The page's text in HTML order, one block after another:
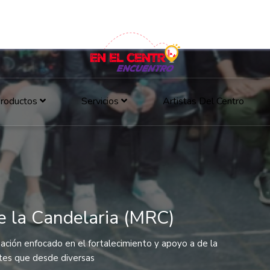
Servicios Artistas Del Centro
la Candelaria (MRC)
enfocado en el fortalecimiento y apoyo a de la
que desde diversas